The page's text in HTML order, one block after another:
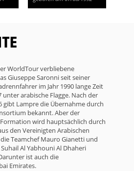
WorldTour verbliebene
Giuseppe Saronni seit seiner
im Jahr 1990 lange Zeit
unter arabische Flagge. Nach der
gibt Lampre die Übernahme durch
bekannt. Aber der
wird hauptsächlich durch
den Vereinigten Arabischen
Teamchef Mauro Gianetti und
Al Yabhouni Al Dhaheri
ist auch die
Emirates.